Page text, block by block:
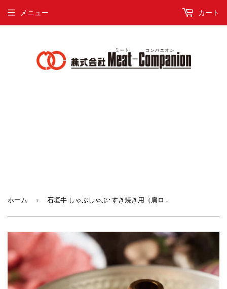
メニュー カート
ホーム › 石垣牛 しゃぶしゃぶ･すき焼き用（肩ロース） 1kg 【2629-0020】 特別20